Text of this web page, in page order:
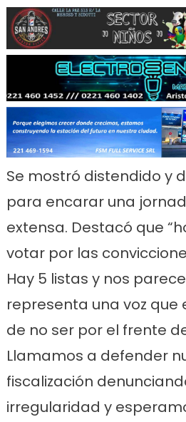
Se mostró distendido y
para encarar una
extensa. Destacó que
votar por las
Hay 5 listas y nos
representa una voz
de no ser por el frente
Llamamos a defender
fiscalización
irregularidad y